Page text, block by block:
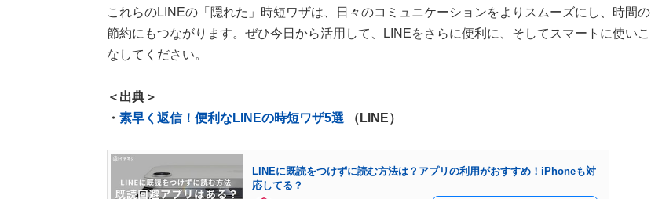
これらのLINEの「隠れた」時短ワザは、日々のコミュニケーションをよりスムーズにし、時間の
節約にもつながります。ぜひ今日から活用して、LINEをさらに便利に、そしてスマートに使いこ
なしてください。
＜出典＞
・ 素早く返信！便利なLINEの時短ワザ5選 （LINE）
LINEに既読をつけずに読む方法は？アプリの利用がおすすめ！iPhoneも対
応してる？